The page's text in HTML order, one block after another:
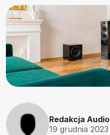
Redakcja Audio
19 grudnia 2023